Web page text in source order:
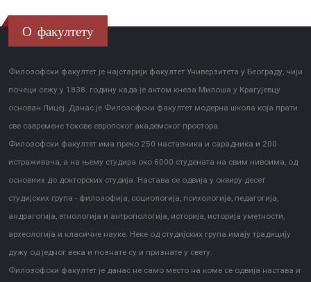
О факултету
Филозофски факултет је најстарији факултет Универзитета у Београду, чији
почеци сежу у 1838. годину када је актом кнеза Милоша у Крагујевцу
основан Лицеј. Данас је Филозофски факултет модерна школа која прати
све савремене токове европског академског простора.
Филозофски факултет има преко 250 наставника и сарадника и 200
истраживача, а на њему студира око 6000 студената на свим нивоима, од
основних до докторских студија. Настава се одвија у оквиру десет
студијских група - филозофија, социологија, психологија, педагогија,
андрагогија, етнологија и антропологија, историја, историја уметности,
археологија и класичне науке. Неке од студијских група имају традицију
дужу од једног века и познате су и признате у свету.
Филозофски факултет је данас не само место на коме се одвија настава и